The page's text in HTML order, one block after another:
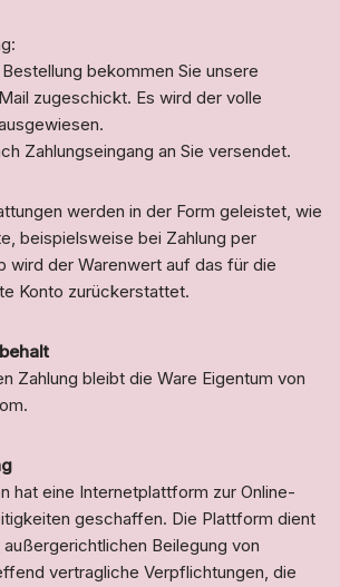
bekommen Sie unsere
zugeschickt. Es wird der volle
Zahlungseingang an Sie versendet.
werden in der Form geleistet, wie
beispielsweise bei Zahlung per
wird der Warenwert auf das für die
Konto zurückerstattet.
Zahlung bleibt die Ware Eigentum von
hat eine Internetplattform zur Online-
geschaffen. Die Plattform dient
Beilegung von
vertragliche Verpflichtungen, die